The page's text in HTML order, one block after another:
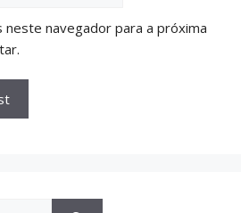
neste navegador para a próxima